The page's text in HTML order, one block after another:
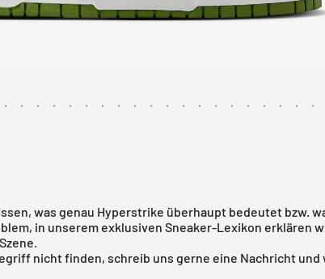
was genau Hyperstrike überhaupt bedeutet bzw.
in unserem exklusiven Sneaker-Lexikon erklären
nicht finden, schreib uns gerne eine Nachricht und